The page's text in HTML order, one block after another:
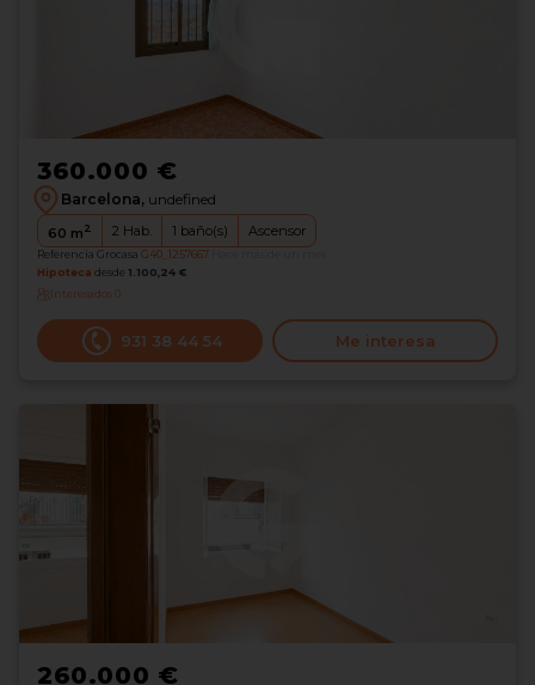
360.000 €
Barcelona, undefined
60 m2 2 Hab. 1 baño(s) Ascensor
Referencia Grocasa G40_1257667
Hipoteca desde 1.100,24 €
Interesados0
931 38 44 54 Me interesa
260.000 €